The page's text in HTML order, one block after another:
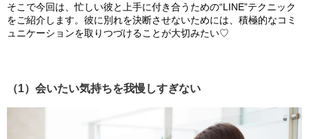
そこで今回は、忙しい彼と上手に付き合うための“LINE”テクニック
をご紹介します。彼に別れを決断させないためには、積極的なコミ
ュニケーションを取りつづけることが大切みたい♡
（1）会いたい気持ちを我慢しすぎない